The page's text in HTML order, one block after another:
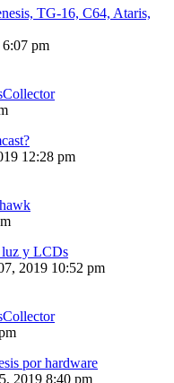
TG-16, C64, Ataris,
pm
12:28 pm
luz y LCDs
2019 10:52 pm
por hardware
2019 8:40 pm